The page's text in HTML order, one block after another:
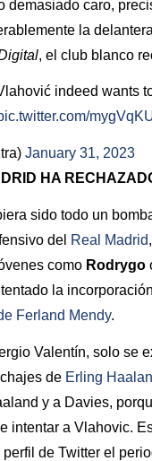
demasiado caro,
la
, el club blanco
indeed wants
January 31, 2023
HA
sido todo un
del Real Madrid
como Rodrygo
la
Ferland Mendy.
Valentín, solo se
de Erling
y a Davies,
intentar a Vlahovic.
de Twitter el